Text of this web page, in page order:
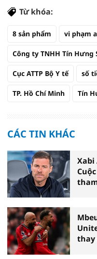
Từ khóa:
8 sản phẩm vi phạm
Công ty TNHH Tín Hưng
Cục ATTP Bộ Y tế số
TP. Hồ Chí Minh Tín
CÁC TIN KHÁC
Xabi
thay